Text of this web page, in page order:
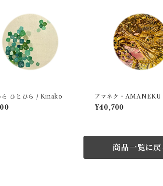
ら ひとひら / Kinako
アマネク・AMANEKU
美 Uchida Katsumi
¥40,700
商品一覧に戻